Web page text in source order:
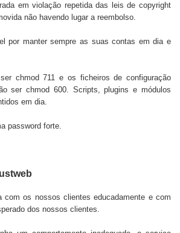
em violação repetida das leis de copyright
não havendo lugar a reembolso.
por manter sempre as suas contas em dia e
chmod 711 e os ficheiros de configuração
ser chmod 600. Scripts, plugins e módulos
em dia.
password forte.
com os nossos clientes educadamente e com
dos nossos clientes.